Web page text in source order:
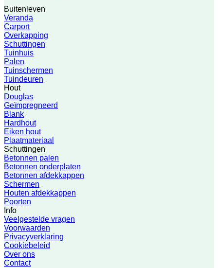
Buitenleven
Veranda
Carport
Overkapping
Schuttingen
Tuinhuis
Palen
Tuinschermen
Tuindeuren
Hout
Douglas
Geïmpregneerd
Blank
Hardhout
Eiken hout
Plaatmateriaal
Schuttingen
Betonnen palen
Betonnen onderplaten
Betonnen afdekkappen
Schermen
Houten afdekkappen
Poorten
Info
Veelgestelde vragen
Voorwaarden
Privacyverklaring
Cookiebeleid
Over ons
Contact